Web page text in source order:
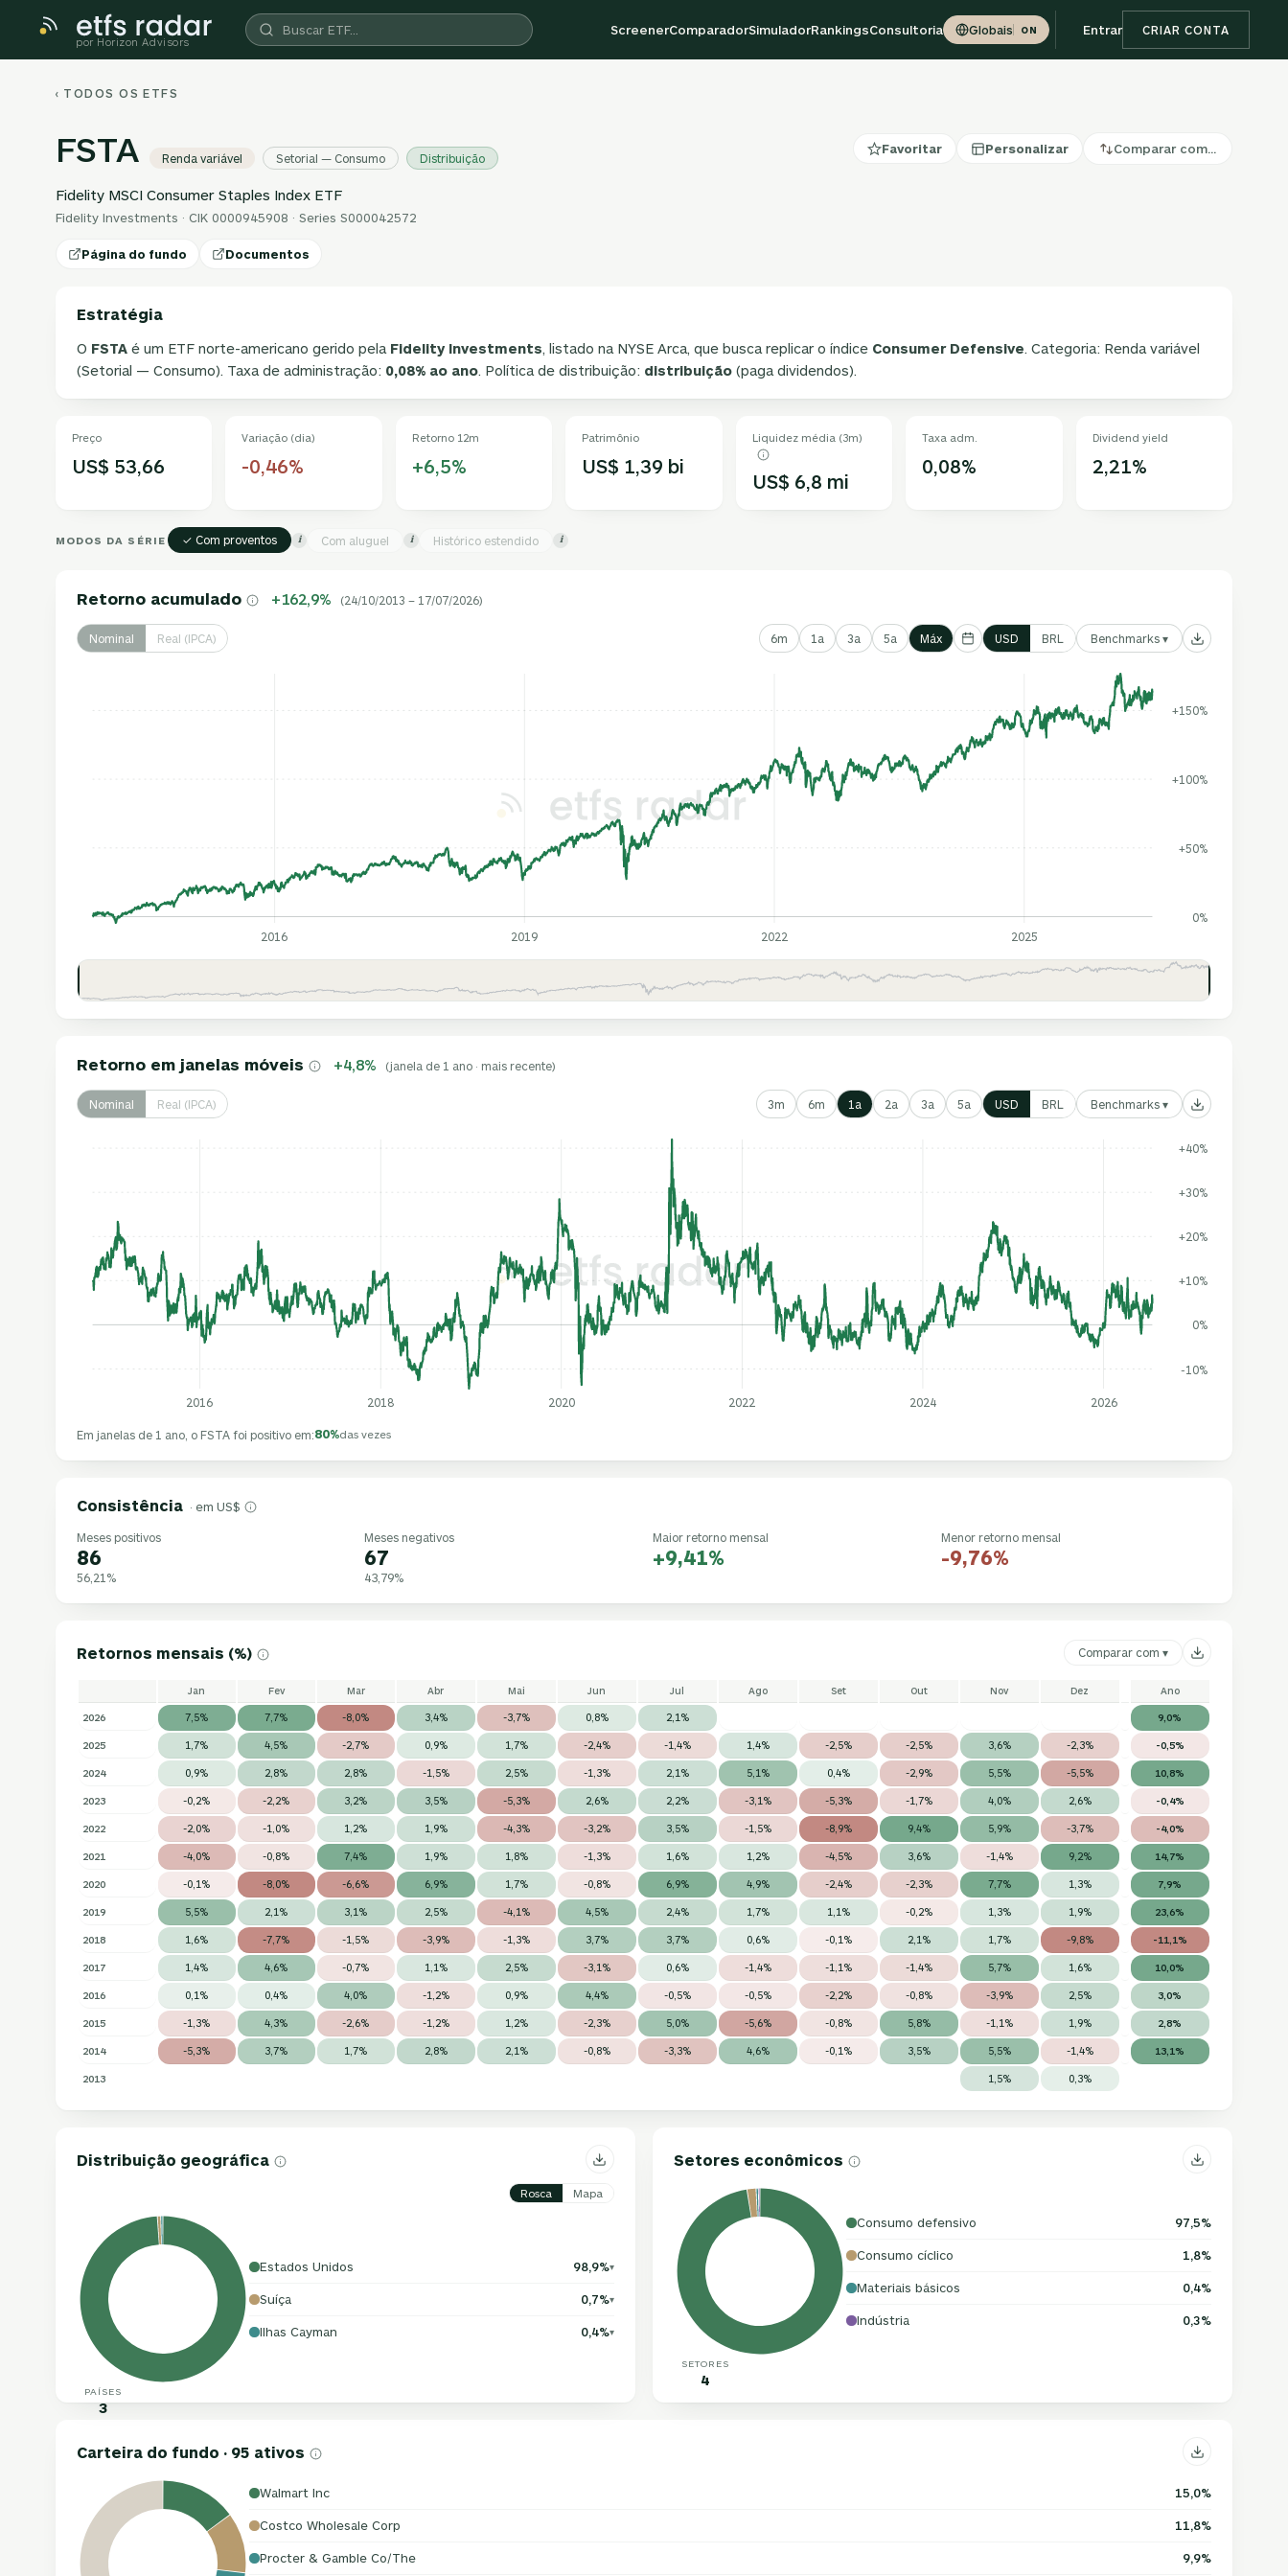
por Horizon Advisors
ScreenerComparadorSimuladorRankingsConsultoria Globais ON Entrar CRIAR CONTA
‹ TODOS OS ETFS
FSTA Renda variável Setorial — Consumo Distribuição
Favoritar Personalizar Comparar com…
Fidelity MSCI Consumer Staples Index ETF
Fidelity Investments · CIK 0000945908 · Series S000042572
Página do fundo Documentos
Estratégia
O FSTAé um ETF norte-americano gerido pela Fidelity Investments, listado na NYSE Arca, que busca replicar o índice Consumer Defensive. Categoria: Renda variável
(Setorial — Consumo). Taxa de administração: 0,08% ao ano. Política de distribuição: distribuição(paga dividendos).
Preço
US$ 53,66
Variação (dia)
-0,46%
Retorno 12m
+6,5%
Patrimônio
US$ 1,39 bi
Liquidez média (3m)
US$ 6,8 mi
Taxa adm.
0,08%
Dividend yield
2,21%
MODOS DA SÉRIE ✓ Com proventos i Com aluguel i Histórico estendido i
Retorno acumulado +162,9% (24/10/2013 – 17/07/2026)
Nominal Real (IPCA) 6m 1a 3a 5a Máx USD BRL Benchmarks ▾
0%
+50%
+100%
+150%
2016 2019 2022 2025
Retorno em janelas móveis +4,8% (janela de 1 ano · mais recente)
Nominal Real (IPCA) 3m 6m 1a 2a 3a 5a USD BRL Benchmarks ▾
-10%
0%
+10%
+20%
+30%
+40%
2016 2018 2020 2022 2024 2026
Em janelas de 1 ano, o FSTA foi positivo em:80%das vezes
Consistência · em US$
Meses positivos
86
56,21%
Meses negativos
67
43,79%
Maior retorno mensal
+9,41%
Menor retorno mensal
-9,76%
Retornos mensais (%) Comparar com ▾
Jan Fev Mar Abr Mai Jun Jul Ago Set Out Nov Dez Ano
2026 7,5% 7,7% -8,0% 3,4% -3,7% 0,8% 2,1% 9,0%
2025 1,7% 4,5% -2,7% 0,9% 1,7% -2,4% -1,4% 1,4% -2,5% -2,5% 3,6% -2,3% -0,5%
2024 0,9% 2,8% 2,8% -1,5% 2,5% -1,3% 2,1% 5,1% 0,4% -2,9% 5,5% -5,5% 10,8%
2023 -0,2% -2,2% 3,2% 3,5% -5,3% 2,6% 2,2% -3,1% -5,3% -1,7% 4,0% 2,6% -0,4%
2022 -2,0% -1,0% 1,2% 1,9% -4,3% -3,2% 3,5% -1,5% -8,9% 9,4% 5,9% -3,7% -4,0%
2021 -4,0% -0,8% 7,4% 1,9% 1,8% -1,3% 1,6% 1,2% -4,5% 3,6% -1,4% 9,2% 14,7%
2020 -0,1% -8,0% -6,6% 6,9% 1,7% -0,8% 6,9% 4,9% -2,4% -2,3% 7,7% 1,3% 7,9%
2019 5,5% 2,1% 3,1% 2,5% -4,1% 4,5% 2,4% 1,7% 1,1% -0,2% 1,3% 1,9% 23,6%
2018 1,6% -7,7% -1,5% -3,9% -1,3% 3,7% 3,7% 0,6% -0,1% 2,1% 1,7% -9,8% -11,1%
2017 1,4% 4,6% -0,7% 1,1% 2,5% -3,1% 0,6% -1,4% -1,1% -1,4% 5,7% 1,6% 10,0%
2016 0,1% 0,4% 4,0% -1,2% 0,9% 4,4% -0,5% -0,5% -2,2% -0,8% -3,9% 2,5% 3,0%
2015 -1,3% 4,3% -2,6% -1,2% 1,2% -2,3% 5,0% -5,6% -0,8% 5,8% -1,1% 1,9% 2,8%
2014 -5,3% 3,7% 1,7% 2,8% 2,1% -0,8% -3,3% 4,6% -0,1% 3,5% 5,5% -1,4% 13,1%
2013 1,5% 0,3%
Distribuição geográfica
Rosca Mapa
PAÍSES
3
Estados Unidos 98,9%▾
Suíça 0,7%▾
Ilhas Cayman 0,4%▾
Setores econômicos
SETORES
4
Consumo defensivo 97,5%
Consumo cíclico 1,8%
Materiais básicos 0,4%
Indústria 0,3%
Carteira do fundo · 95 ativos
Walmart Inc 15,0%
Costco Wholesale Corp 11,8%
Procter & Gamble Co/The 9,9%